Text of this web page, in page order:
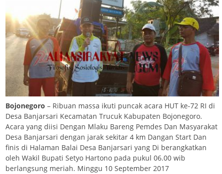
Bojonegoro – Ribuan massa ikuti puncak acara HUT ke-72 RI di
Desa Banjarsari Kecamatan Trucuk Kabupaten Bojonegoro.
Acara yang diisi Dengan Mlaku Bareng Pemdes Dan Masyarakat
Desa Banjarsari dengan jarak sekitar 4 km Dangan Start Dan
finis di Halaman Balai Desa Banjarsari yang Di berangkatkan
oleh Wakil Bupati Setyo Hartono pada pukul 06.00 wib
berlangsung meriah. Minggu 10 September 2017